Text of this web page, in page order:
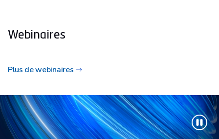
Webinaires
Plus de webinaires